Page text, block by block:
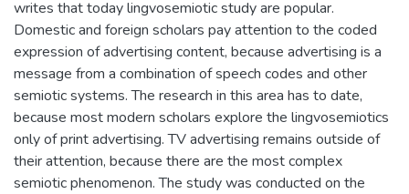
writes that today lingvosemiotic study are popular.
Domestic and foreign scholars pay attention to the coded
expression of advertising content, because advertising is a
message from a combination of speech codes and other
semiotic systems. The research in this area has to date,
because most modern scholars explore the lingvosemiotiсs
only of print advertising. TV advertising remains outside of
their attention, because there are the most complex
semiotic phenomenon. The study was conducted on the